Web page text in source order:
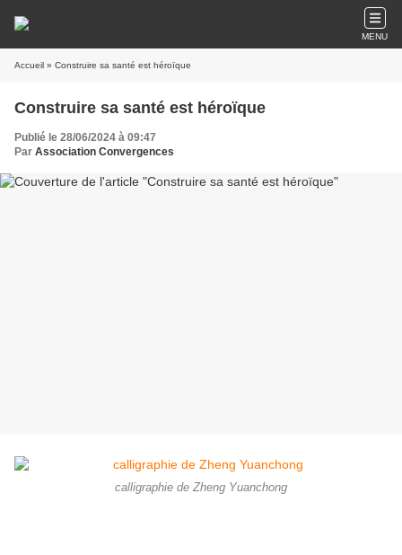
MENU
Accueil » Construire sa santé est héroïque
Construire sa santé est héroïque
Publié le 28/06/2024 à 09:47
Par Association Convergences
calligraphie de Zheng Yuanchong